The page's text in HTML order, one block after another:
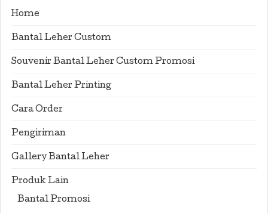
Home
Bantal Leher Custom
Souvenir Bantal Leher Custom Promosi
Bantal Leher Printing
Cara Order
Pengiriman
Gallery Bantal Leher
Produk Lain
Bantal Promosi